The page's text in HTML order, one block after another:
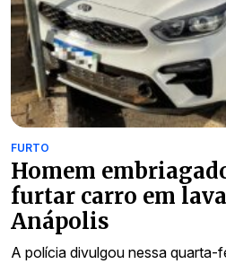
FURTO
Homem
furtar carro em
Anápolis
A polícia divulgou nessa quarta-